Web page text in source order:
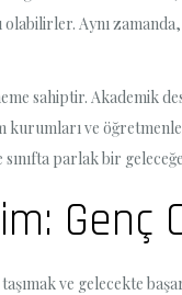
Aynı
sahiptir. Akademik
ve
parlak bir
Genç
ve gelecekte